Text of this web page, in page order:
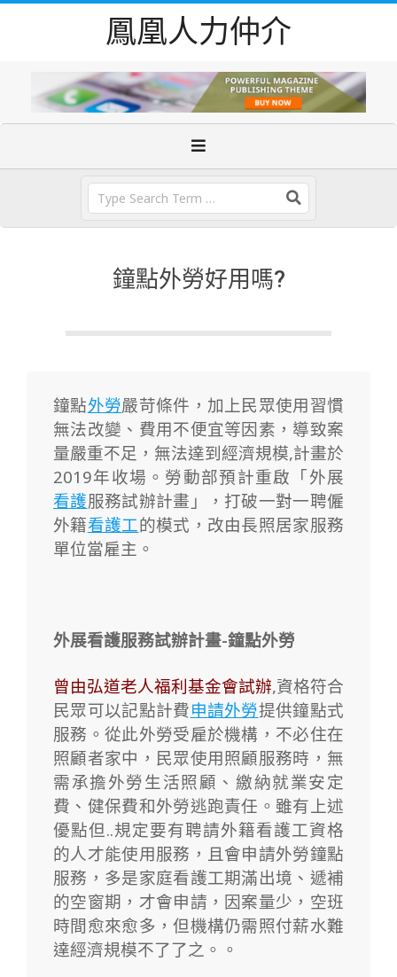
鳳凰人力仲介
鐘點外勞好用嗎?
鐘點外勞嚴苛條件，加上民眾使用習慣
無法改變、費用不便宜等因素，導致案
量嚴重不足，無法達到經濟規模,計畫於
2019年收場。 勞動部預計重啟「外展
看護服務試辦計畫」，打破一對一聘僱
外籍看護工的模式，改由長照居家服務
單位當雇主。
外展看護服務試辦計畫-鐘點外勞
曾由弘道老人福利基金會試辦,資格符合
民眾可以記點計費申請外勞提供鐘點式
服務。從此外勞受雇於機構，不必住在
照顧者家中，民眾使用照顧服務時，無
需承擔外勞生活照顧、繳納就業安定
費、健保費和外勞逃跑責任。雖有上述
優點但..規定要有聘請外籍看護工資格
的人才能使用服務，且會申請外勞鐘點
服務，多是家庭看護工期滿出境、遞補
的空窗期，才會申請，因案量少，空班
時間愈來愈多，但機構仍需照付薪水難
達經濟規模不了了之。。